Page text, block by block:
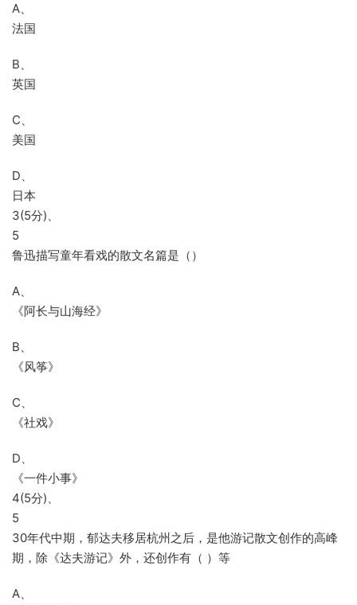
A、
法国
B、
英国
C、
美国
D、
日本
3(5分)、
5
鲁迅描写童年看戏的散文名篇是（）
A、
《阿长与山海经》
B、
《风筝》
C、
《社戏》
D、
《一件小事》
4(5分)、
5
30年代中期，郁达夫移居杭州之后，是他游记散文创作的高峰
期，除《达夫游记》外，还创作有（ ）等
A、